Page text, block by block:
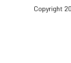
Copyright